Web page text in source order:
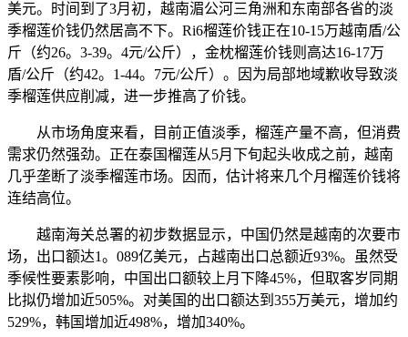
美元。时间到了3月初，越南湄公河三角洲和东南部各省的淡
季榴莲价钱仍然居高不下。Ri6榴莲价钱正在10-15万越南盾/公
斤（约26。3-39。4元/公斤），金枕榴莲价钱则高达16-17万
盾/公斤（约42。1-44。7元/公斤）。因为局部地域歉收导致淡
季榴莲供应削减，进一步推高了价钱。
从市场角度来看，目前正值淡季，榴莲产量不高，但消费
需求仍然强劲。正在泰国榴莲从5月下旬起头收成之前，越南
几乎垄断了淡季榴莲市场。因而，估计将来几个月榴莲价钱将
连结高位。
越南海关总署的初步数据显示，中国仍然是越南的次要市
场，出口额达1。089亿美元，占越南出口总额近93%。虽然受
季候性要素影响，中国出口额较上月下降45%，但取客岁同期
比拟仍增加近505%。对美国的出口额达到355万美元，增加约
529%，韩国增加近498%，增加340%。